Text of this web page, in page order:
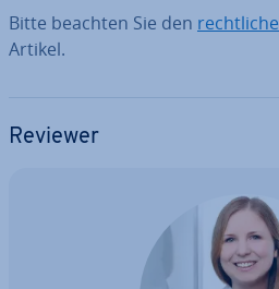
Bitte beachten Sie den
Artikel.
Reviewer